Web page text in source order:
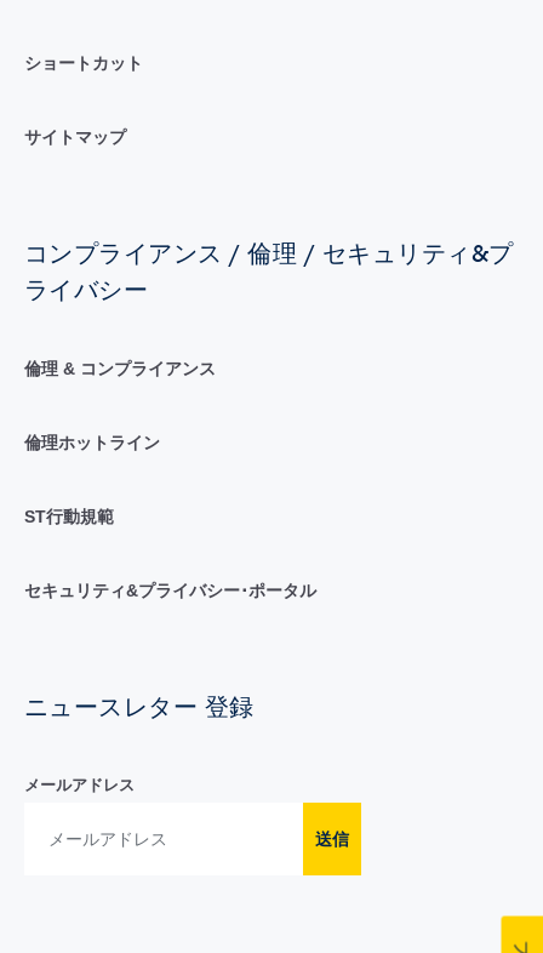
ショートカット
サイトマップ
コンプライアンス / 倫理 / セキュリティ&プ
ライバシー
倫理 & コンプライアンス
倫理ホットライン
ST行動規範
セキュリティ&プライバシー･ポータル
ニュースレター 登録
メールアドレス
送信